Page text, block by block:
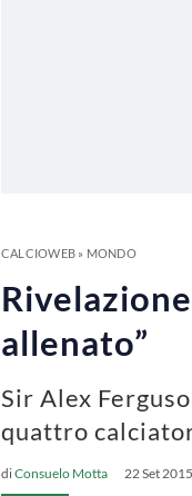
CALCIOWEB» MONDO
allenato”
Sir Alex
quattro
diConsuelo Motta 22 Set